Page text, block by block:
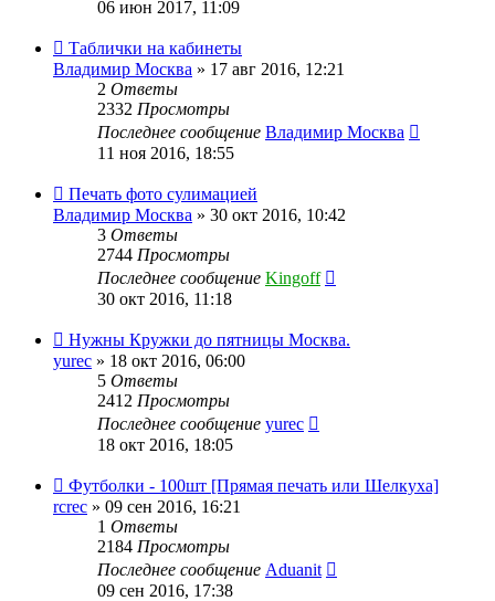
06 июн 2017, 11:09
Таблички на кабинеты
Владимир Москва » 17 авг 2016, 12:21
2 Ответы
2332 Просмотры
Последнее сообщение Владимир Москва
11 ноя 2016, 18:55
Печать фото сулимацией
Владимир Москва » 30 окт 2016, 10:42
3 Ответы
2744 Просмотры
Последнее сообщение Kingoff
30 окт 2016, 11:18
Нужны Кружки до пятницы Москва.
yurec » 18 окт 2016, 06:00
5 Ответы
2412 Просмотры
Последнее сообщение yurec
18 окт 2016, 18:05
Футболки - 100шт [Прямая печать или Шелкуха]
rcrec » 09 сен 2016, 16:21
1 Ответы
2184 Просмотры
Последнее сообщение Aduanit
09 сен 2016, 17:38